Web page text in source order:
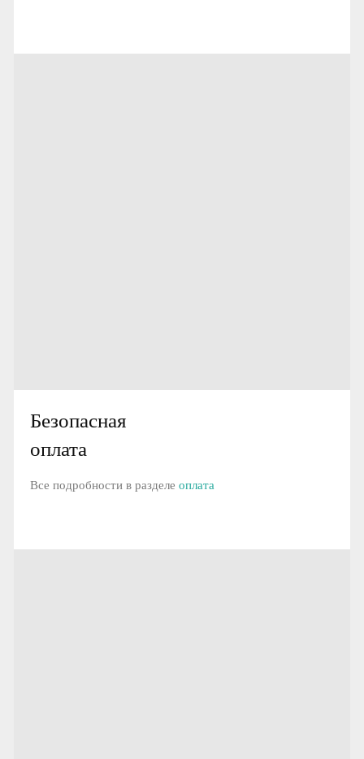
Безопасная
оплата
Все подробности в разделе оплата